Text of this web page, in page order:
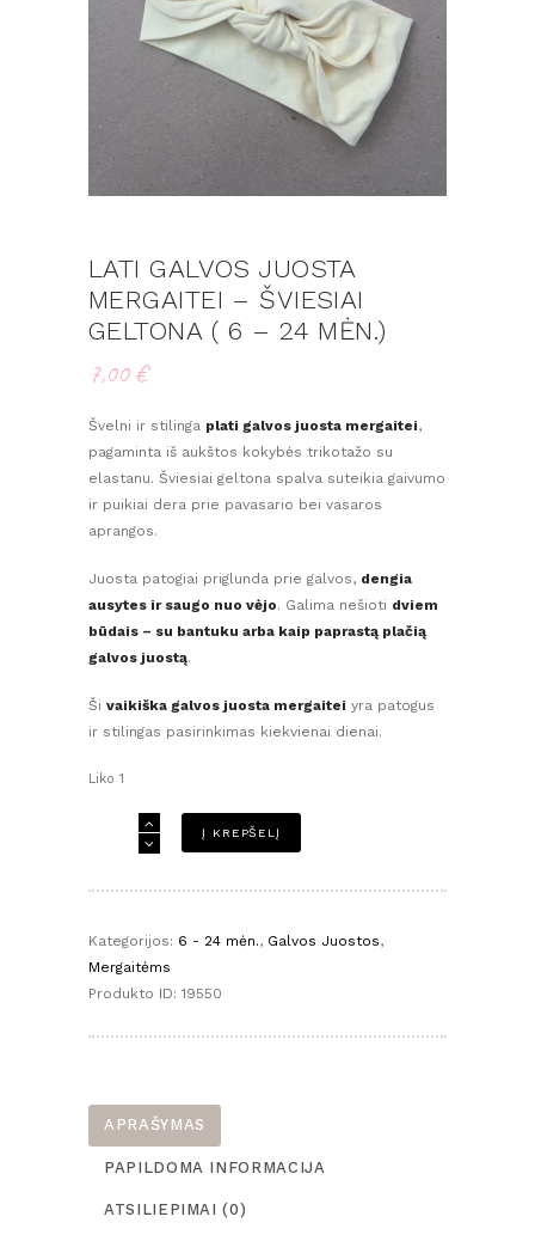
LATI GALVOS JUOSTA
MERGAITEI – ŠVIESIAI
GELTONA ( 6 – 24 MĖN.)
7,00€
Švelni ir stilinga plati galvos juosta mergaitei,
pagaminta iš aukštos kokybės trikotažo su
elastanu. Šviesiai geltona spalva suteikia gaivumo
ir puikiai dera prie pavasario bei vasaros
aprangos.
Juosta patogiai priglunda prie galvos, dengia
ausytes ir saugo nuo vėjo. Galima nešioti dviem
būdais – su bantuku arba kaip paprastą plačią
galvos juostą.
Ši vaikiška galvos juosta mergaitei yra patogus
ir stilingas pasirinkimas kiekvienai dienai.
Liko 1
produkto
mergaitei
geltona
24
mėn.)
Į KREPŠELĮ
Kategorijos: 6 - 24 mėn., Galvos Juostos,
Mergaitėms
Produkto ID: 19550
APRAŠYMAS
PAPILDOMA INFORMACIJA
ATSILIEPIMAI (0)